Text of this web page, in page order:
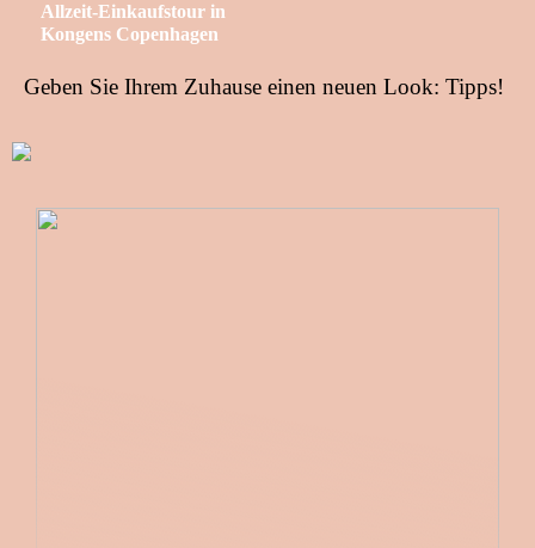
Allzeit-Einkaufstour in
Kongens Copenhagen
Geben Sie Ihrem Zuhause einen neuen Look: Tipps!